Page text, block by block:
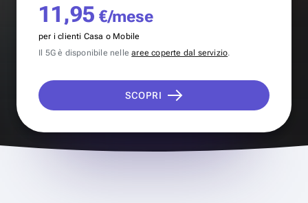
11,95 €/mese
per i clienti Casa o Mobile
Il 5G è disponibile nellearee coperte dal servizio.
SCOPRI